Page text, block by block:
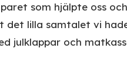
som hjälpte oss
lilla samtalet vi
julklappar och